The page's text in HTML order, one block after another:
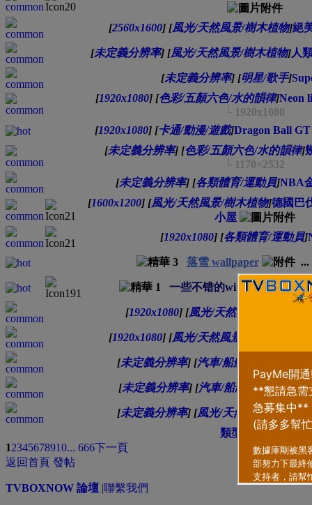
[2560x1600] [風光/天然風景/樹木植物]絕
[未定義分辨率] [風光/天然風景/樹木植物]人
[未定義分辨率] [明星/歌手]
[1920x1080] [色彩/五顏六色/水的韻律]Neon
└ 1920x1080
[1920x1080] [卡通/動漫/遊戲]Dragon Ball
[未定義分辨率] [色彩/五顏六色/水的韻律]
└ 1170×2532
[未定義分辨率] [各類體育/運動員]NBA
[1600x1200] [風光/天然風景/樹木植物]德國巴
小屋
[1920x1080] [各類體育/運動員]
落雪 wallpaper ...
一些不错的window7桌面！
[1920x1080] [風光/天然風景/樹木植物
[1920x1080] [風光/天然風景/樹木植物
[未定義分辨率] [汽車/船艦/飛機/交通
[未定義分辨率] [汽車/船艦/飛機/交通]
[未定義分辨率] [風光/天然風景/樹木植
類型
排序方式
12345678910... 666下一頁
返回首頁 發帖
TVBOXNOW 論壇 |聯繫我們